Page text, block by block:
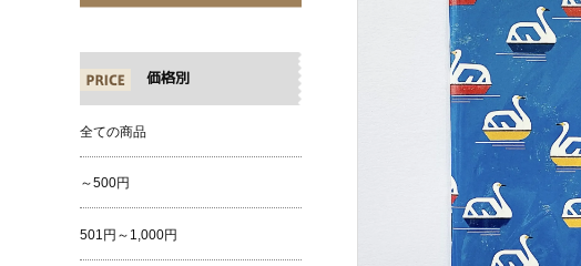
価格別
全ての商品
～500円
501円～1,000円